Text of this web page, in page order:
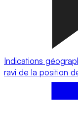
Indications
ravi de la position